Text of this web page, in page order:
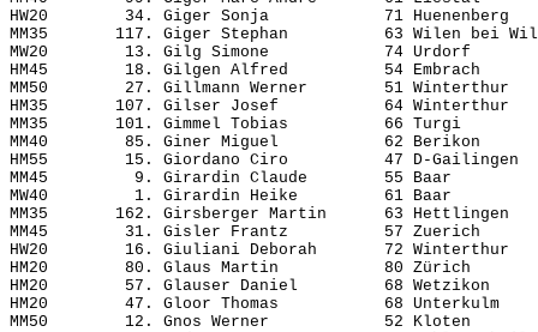
HW20        34. Giger Sonja            71
MM35       117. Giger Stephan          63 Wilen bei
MW20        13. Gilg Simone            74 Urdorf
HM45        18. Gilgen Alfred          54 Embrach
MM50        27. Gillmann Werner        51
HM35       107. Gilser Josef           64 Winterthur
MM35       101. Gimmel Tobias          66 Turgi
MM40        85. Giner Miguel           62 Berikon
HM55        15. Giordano Ciro          47 D-
MM45         9. Girardin Claude        55 Baar
MW40         1. Girardin Heike         61 Baar
MM35       162. Girsberger Martin      63
MM45        31. Gisler Frantz          57 Zuerich
HW20        16. Giuliani Deborah       72
HM20        80. Glaus Martin           80 Zürich
HM20        57. Glauser Daniel         68 Wetzikon
HM20        47. Gloor Thomas           68
MM50        12. Gnos Werner            52 Kloten